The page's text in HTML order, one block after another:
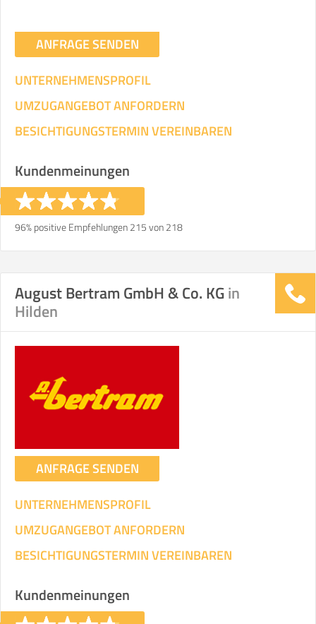
ANFRAGE SENDEN
UNTERNEHMENSPROFIL
UMZUGANGEBOT ANFORDERN
BESICHTIGUNGSTERMIN VEREINBAREN
Kundenmeinungen
96% positive Empfehlungen 215 von 218
August Bertram GmbH & Co. KGin
Hilden
ANFRAGE SENDEN
UNTERNEHMENSPROFIL
UMZUGANGEBOT ANFORDERN
BESICHTIGUNGSTERMIN VEREINBAREN
Kundenmeinungen